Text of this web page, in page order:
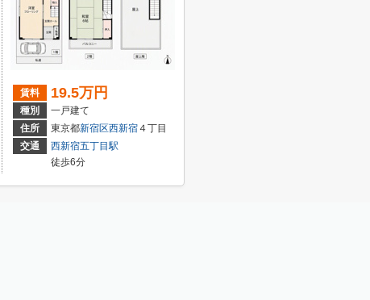
川
２丁目
賃料 19.5万円
種別
一戸建て
住所
東京都新宿区西新宿４丁目
交通
西新宿五丁目駅
徒歩6分